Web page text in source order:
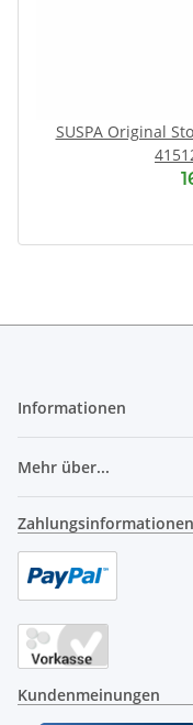
SUSPA Original
Informationen
Mehr über...
Zahlungsinformationen
Kundenmeinungen